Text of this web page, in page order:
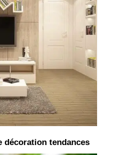
décoration tendances